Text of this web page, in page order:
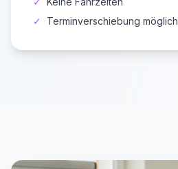
✓
Terminverschiebung möglich